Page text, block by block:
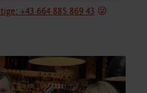
+43 664 885 869 43 😜